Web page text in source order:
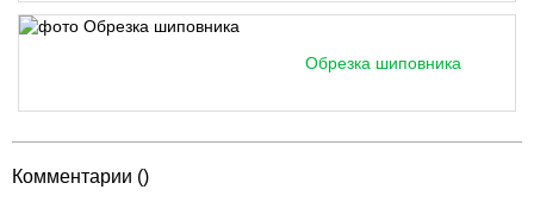
Обрезка шиповника
Комментарии ()